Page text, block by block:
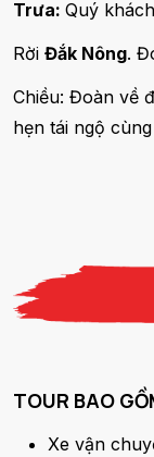
Trưa: Quý
Rời Đắk Nông.
Chiều: Đoàn về
hẹn tái ngộ
TOUR BAO
Xe vận